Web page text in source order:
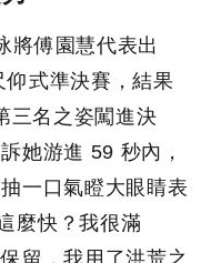
將傅園慧代表出
式準決賽，結果
三名之姿闖進決
她游進 59 秒內，
一口氣瞪大眼睛表
麼快？我很滿
留，我用了洪荒之